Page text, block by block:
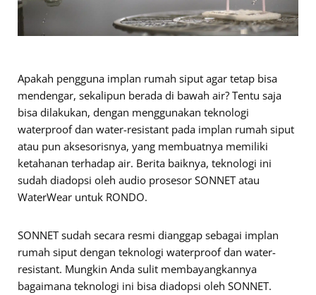
Apakah pengguna implan rumah siput agar tetap bisa
mendengar, sekalipun berada di bawah air? Tentu saja
bisa dilakukan, dengan menggunakan teknologi
waterproof dan water-resistant pada implan rumah siput
atau pun aksesorisnya, yang membuatnya memiliki
ketahanan terhadap air. Berita baiknya, teknologi ini
sudah diadopsi oleh audio prosesor SONNET atau
WaterWear untuk RONDO.
SONNET sudah secara resmi dianggap sebagai implan
rumah siput dengan teknologi waterproof dan water-
resistant. Mungkin Anda sulit membayangkannya
bagaimana teknologi ini bisa diadopsi oleh SONNET.